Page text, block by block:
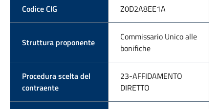
Codice CIG Z0D2A8EE1A
Struttura proponente
Commissario Unico alle
bonifiche
Procedura scelta del
contraente
23-AFFIDAMENTO
DIRETTO